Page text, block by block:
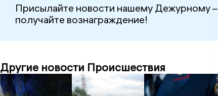
Присылайте новости нашему Дежурному –
получайте вознаграждение!
Другие новости Происшествия